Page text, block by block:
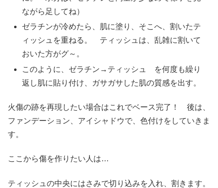
ながら足してね）
ゼラチンが冷めたら、肌に塗り、そこへ、割いたテ
ィッシュを重ねる。 ティッシュは、乱雑に割いて
おいた方がグ～。
このように、ゼラチン→ティッシュ を何度も繰り
返し肌に貼り付け、ガサガサした肌の質感を出す。
火傷の跡を再現したい場合はこれでベース完了！ 後は、
ファンデーション、アイシャドウで、色付けをしていきま
す。
ここから傷を作りたい人は…
ティッシュの中央にはさみで切り込みを入れ、割きます。